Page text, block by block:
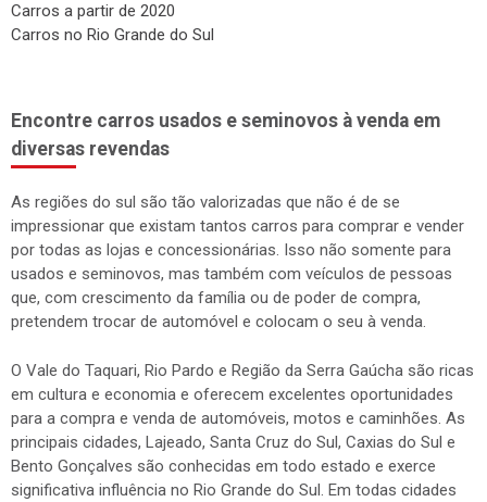
Carros a partir de 2020
Carros no Rio Grande do Sul
Encontre carros usados e seminovos à venda em
diversas revendas
As regiões do sul são tão valorizadas que não é de se
impressionar que existam tantos carros para comprar e vender
por todas as lojas e concessionárias. Isso não somente para
usados e seminovos, mas também com veículos de pessoas
que, com crescimento da família ou de poder de compra,
pretendem trocar de automóvel e colocam o seu à venda.
O Vale do Taquari, Rio Pardo e Região da Serra Gaúcha são ricas
em cultura e economia e oferecem excelentes oportunidades
para a compra e venda de automóveis, motos e caminhões. As
principais cidades, Lajeado, Santa Cruz do Sul, Caxias do Sul e
Bento Gonçalves são conhecidas em todo estado e exerce
significativa influência no Rio Grande do Sul. Em todas cidades